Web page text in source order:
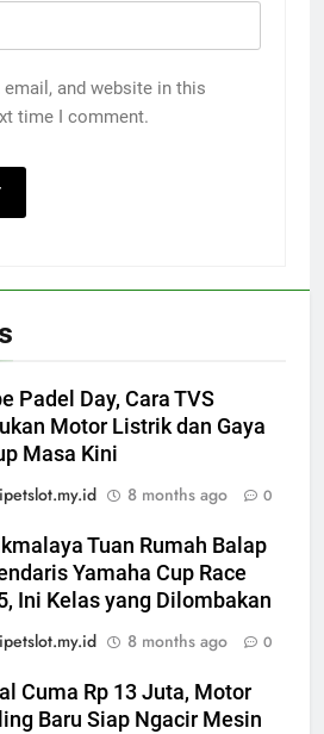
email, and website in this
time I comment.
Padel Day, Cara TVS
Motor Listrik dan Gaya
Masa Kini
8 months ago 0
Tuan Rumah Balap
Yamaha Cup Race
Ini Kelas yang Dilombakan
8 months ago 0
Cuma Rp 13 Juta, Motor
Baru Siap Ngacir Mesin